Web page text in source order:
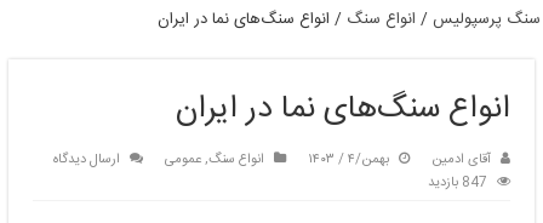
سنگ پرسپولیس/ انواع سنگ / انواع سنگ‌های نما در ایران
انواع سنگ‌های نما در ایران
آقای ادمین بهمن/۴ / ۱۴۰۳ انواع سنگ,عمومی
ارسال دیدگاه
847 بازدید